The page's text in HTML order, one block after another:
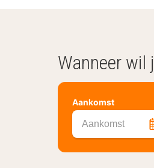
Wanneer wil
Aankomst
Aankomst